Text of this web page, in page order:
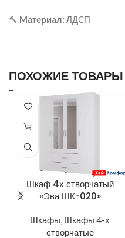
🔨 Mатериaл: ЛДCП
ПОХОЖИЕ ТОВАРЫ
Шкаф 4х створчатый
«Эва ШК-020»
Шкафы Шкафы 4-х
створчатые